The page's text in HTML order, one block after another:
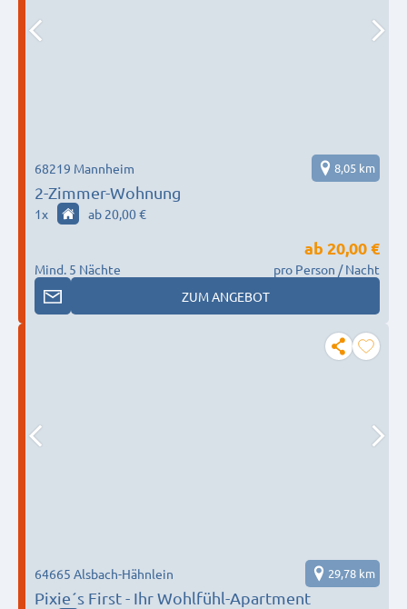
2-Zimmer-Wohnung
68219 Mannheim 8,05 km
1x ab 20,00 €
Mind. 5 Nächte
ab 20,00 €
pro Person / Nacht
ZUM ANGEBOT
Pixie´s First - Ihr Wohlfühl-Apartment
64665 Alsbach-Hähnlein 29,78 km